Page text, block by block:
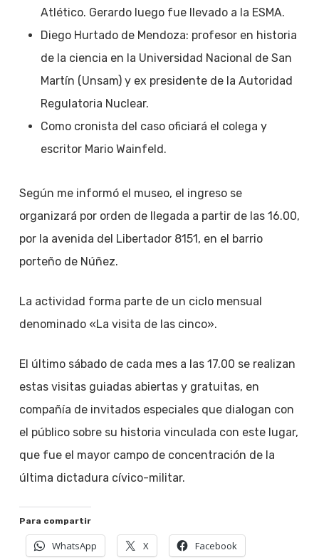
Atlético. Gerardo luego fue llevado a la ESMA.
Diego Hurtado de Mendoza: profesor en historia
de la ciencia en la Universidad Nacional de San
Martín (Unsam) y ex presidente de la Autoridad
Regulatoria Nuclear.
Como cronista del caso oficiará el colega y
escritor Mario Wainfeld.
Según me informó el museo, el ingreso se
organizará por orden de llegada a partir de las 16.00,
por la avenida del Libertador 8151, en el barrio
porteño de Núñez.
La actividad forma parte de un ciclo mensual
denominado «La visita de las cinco».
El último sábado de cada mes a las 17.00 se realizan
estas visitas guiadas abiertas y gratuitas, en
compañía de invitados especiales que dialogan con
el público sobre su historia vinculada con este lugar,
que fue el mayor campo de concentración de la
última dictadura cívico-militar.
Para compartir
WhatsApp X Facebook